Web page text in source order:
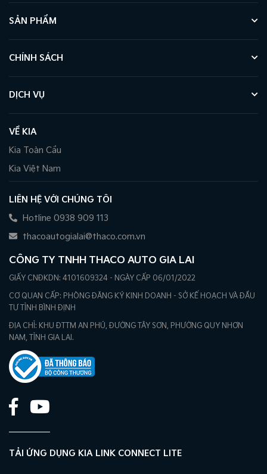
SẢN PHẨM
CHÍNH SÁCH
DỊCH VỤ
VỀ KIA
Kia Toàn Cầu
Kia Việt Nam
LIÊN HỆ VỚI CHÚNG TÔI
Hotline 0938 909 113
thacoautogialai@thaco.com.vn
CÔNG TY TNHH THACO AUTO GIA LAI
GIẤY CNĐKDN: 4101609324 - NGÀY CẤP 06/01/2022
CƠ QUAN CẤP: PHÒNG ĐĂNG KÝ KINH DOANH - SỞ KẾ HOẠCH VÀ ĐẦU
TƯ TỈNH BÌNH ĐỊNH
ĐỊA CHỈ: KHU ĐTTM AN PHÚ, ĐƯỜNG TÂY SƠN, PHƯỜNG QUY NHƠN
NAM, TỈNH GIA LAI.
TẢI ỨNG DỤNG KIA LINK CONNECT LITE